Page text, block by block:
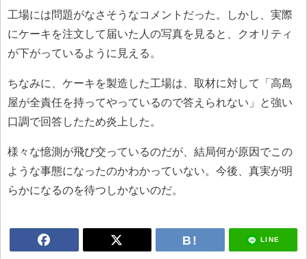
工場には問題がなさそうなコメントだった。しかし、実際
にケーキを注文して届いた人の写真を見ると、クオリティ
が下がっているように見える。
ちなみに、ケーキを製造した工場は、取材に対して「高島
屋が全責任を持ってやっているので答えられない」と強い
口調で回答したため炎上した。
様々な憶測が飛び交っているのだが、結局何が原因でこの
ような事態になったのかわかっていない。今後、真実が明
らかになるのを待つしかないのだ。
LINE